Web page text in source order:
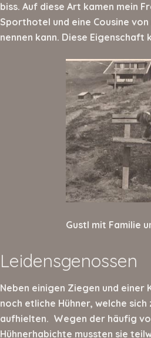
biss. Auf diese Art kamen mein
Sporthotel und eine Cousine
nennen kann. Diese
Gustl mit Familie
Leidensgenossen
Neben einigen Ziegen und einer
noch etliche Hühner, welche
aufhielten. Wegen der häufig
Hühnerhabichte mussten sie